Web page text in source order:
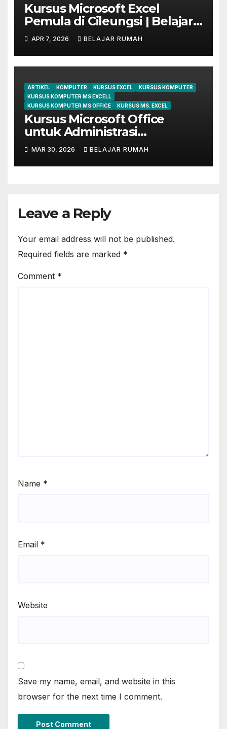
Kursus Microsoft Excel
Pemula di Cileungsi | Belajar
dari Dasar Sampai Mahir
APR 7, 2026 BELAJAR RUMAH
ARTIKEL KOMPUTER KURSUS EXCEL
KURSUS KOMPUTER
KURSUS KOMPUTER MS EXCELL
KURSUS KOMPUTER MS OFFICE
KURSUS MS. EXCEL
Kursus Microsoft Office
untuk Administrasi
Perkantoran di Cileungsi
MAR 30, 2026 BELAJAR RUMAH
Leave a Reply
Your email address will not be published.
Required fields are marked *
Comment *
Name *
Email *
Website
Save my name, email, and website in this
browser for the next time I comment.